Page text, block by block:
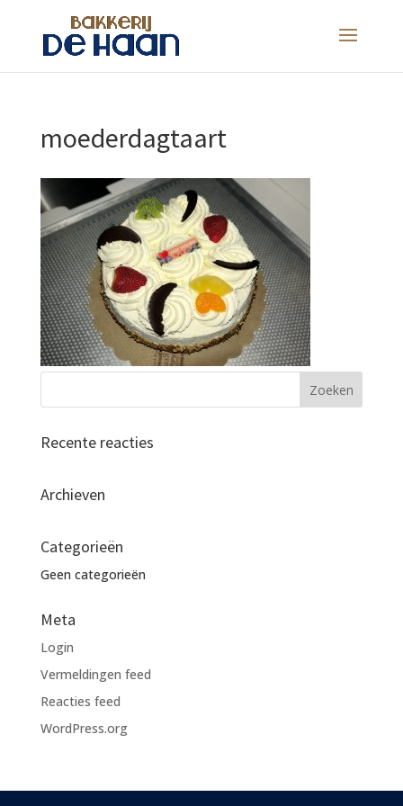
moederdagtaart
Recente reacties
Archieven
Categorieën
Geen categorieën
Meta
Login
Vermeldingen feed
Reacties feed
WordPress.org